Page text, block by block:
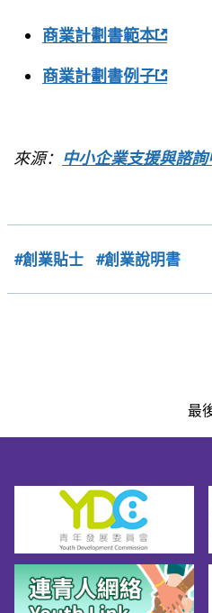
商業計劃書範本
商業計劃書例子
來源： 中小企業支援與諮
#創業貼士 #創業說明書
最